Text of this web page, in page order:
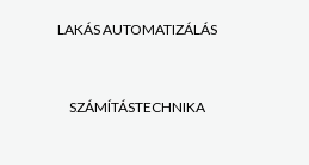
LAKÁS AUTOMATIZÁLÁS
SZÁMÍTÁSTECHNIKA